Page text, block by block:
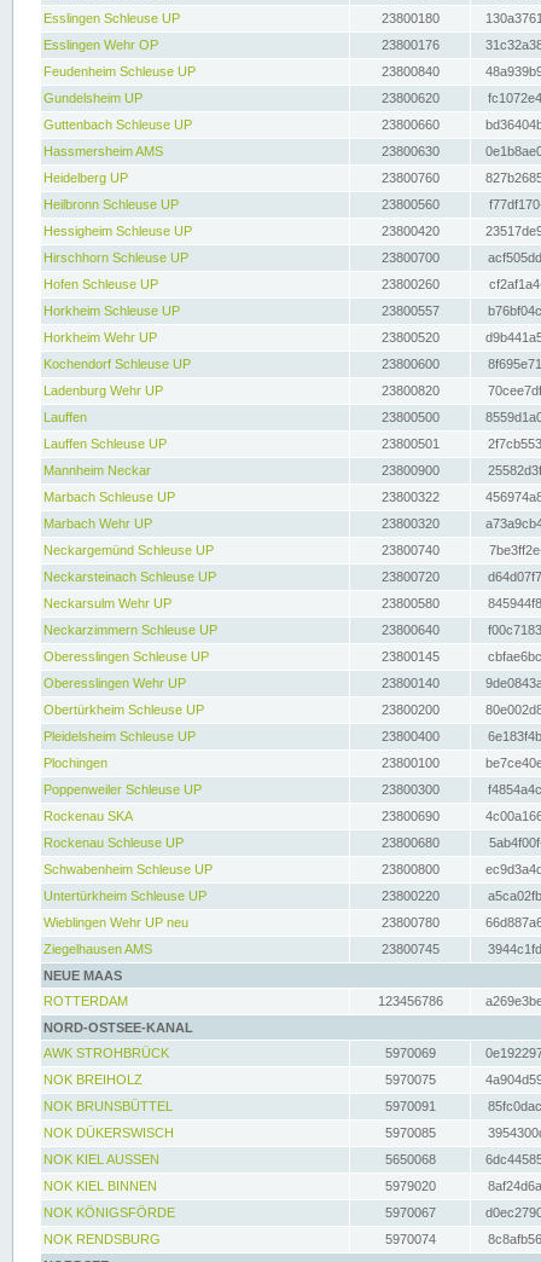
Esslingen Schleuse UP
23800180
Esslingen Wehr OP
23800176
Feudenheim Schleuse UP
23800840
Gundelsheim UP
23800620
Guttenbach Schleuse UP
23800660
Hassmersheim AMS
23800630
Heidelberg UP
23800760
Heilbronn Schleuse UP
23800560
Hessigheim Schleuse UP
23800420
Hirschhorn Schleuse UP
23800700
Hofen Schleuse UP
23800260
Horkheim Schleuse UP
23800557
Horkheim Wehr UP
23800520
Kochendorf Schleuse UP
23800600
Ladenburg Wehr UP
23800820
Lauffen
23800500
Lauffen Schleuse UP
23800501
Mannheim Neckar
23800900
Marbach Schleuse UP
23800322
Marbach Wehr UP
23800320
Neckargemünd Schleuse UP
23800740
Neckarsteinach Schleuse UP
23800720
Neckarsulm Wehr UP
23800580
Neckarzimmern Schleuse UP
23800640
Oberesslingen Schleuse UP
23800145
Oberesslingen Wehr UP
23800140
Obertürkheim Schleuse UP
23800200
Pleidelsheim Schleuse UP
23800400
Plochingen
23800100
Poppenweiler Schleuse UP
23800300
Rockenau SKA
23800690
Rockenau Schleuse UP
23800680
Schwabenheim Schleuse UP
23800800
Untertürkheim Schleuse UP
23800220
Wieblingen Wehr UP neu
23800780
Ziegelhausen AMS
23800745
NEUE MAAS
ROTTERDAM
123456786
NORD-OSTSEE-KANAL
AWK STROHBRÜCK
5970069
NOK BREIHOLZ
5970075
NOK BRUNSBÜTTEL
5970091
NOK DÜKERSWISCH
5970085
NOK KIEL AUSSEN
5650068
NOK KIEL BINNEN
5979020
NOK KÖNIGSFÖRDE
5970067
NOK RENDSBURG
5970074